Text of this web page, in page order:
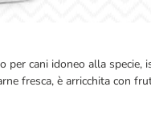
cani idoneo alla specie,
fresca, è arricchita con